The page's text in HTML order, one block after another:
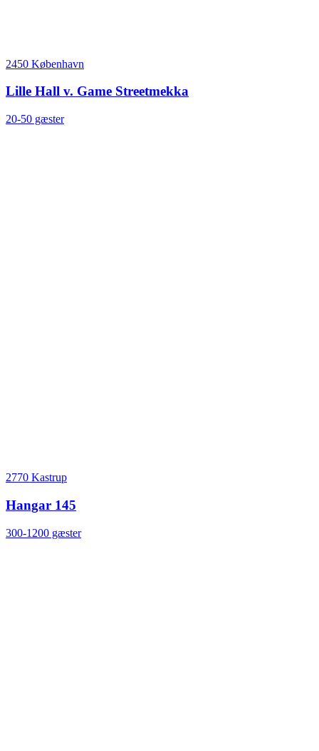
2450 København
Lille Hall v. Game Streetmekka
20-50 gæster
2770 Kastrup
Hangar 145
300-1200 gæster